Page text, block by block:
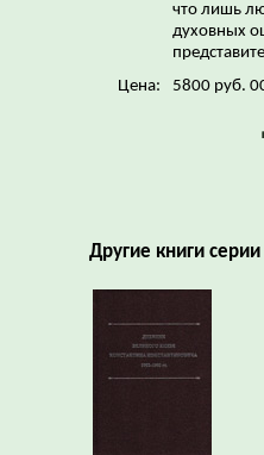
что лишь
духовных
Цена:
5800 руб.
Другие книги